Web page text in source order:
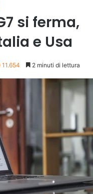
si ferma,
e Usa
11.654 2 minuti di lettura